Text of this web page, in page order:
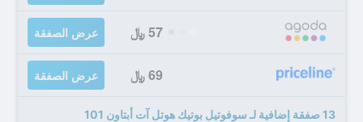
57 ﷼ عرض الصفقة
69 ﷼ عرض الصفقة
13 صفقة إضافية لـ سوفوتيل بوتيك هوتل آت أبتاون 101